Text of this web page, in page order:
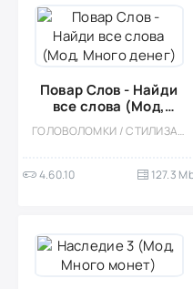
Повар Слов - Найди
все слова (Мод,
Много денег)
ГОЛОВОЛОМКИ / СТИЛИЗАЦИЯ / ОДНОПОЛЬЗОВАТЕЛЬСКИЕ / ОФЛАЙН / МОД / ВСТРОЕННЫЙ КЕШ / ЛОГИЧЕСКАЯ
4.60.10 127.3